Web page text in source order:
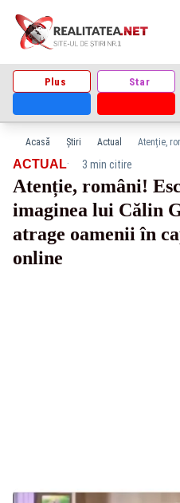
Plus Star
Acasă Știri Actual
ACTUAL· 3 min citire
Atenție, români!
imaginea lui Călin
atrage oamenii în
online